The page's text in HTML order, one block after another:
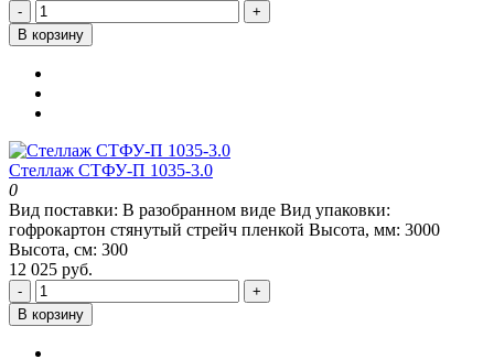
-
+
В корзину
Стеллаж СТФУ-П 1035-3.0
0
Вид поставки: В разобранном виде Вид упаковки:
гофрокартон стянутый стрейч пленкой Высота, мм: 3000
Высота, см: 300
12 025 руб.
-
+
В корзину